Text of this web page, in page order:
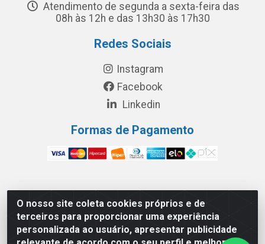
O nosso site coleta cookies próprios e de
terceiros para proporcionar uma experiência
personalizada ao usuário, apresentar publicidade
Atendimento de segunda a sexta-feira das
08h às 12h e das 13h30 às 17h30
Redes Sociais
Instagram
Facebook
Linkedin
Formas de Pagamento
América Latina Indústria e Comércio de Vidros LTDA -
CNPJ 19.813.045/0001-03 - Rua Carlos Drummond de
Andrade, 151 Núcleo Industrial III – Cascavel/PR - CEP
85.811-530